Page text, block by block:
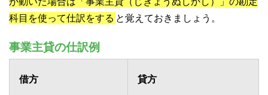
科目を使って仕訳をする と覚えておきましょう。
事業主貸の仕訳例
借方 貸方